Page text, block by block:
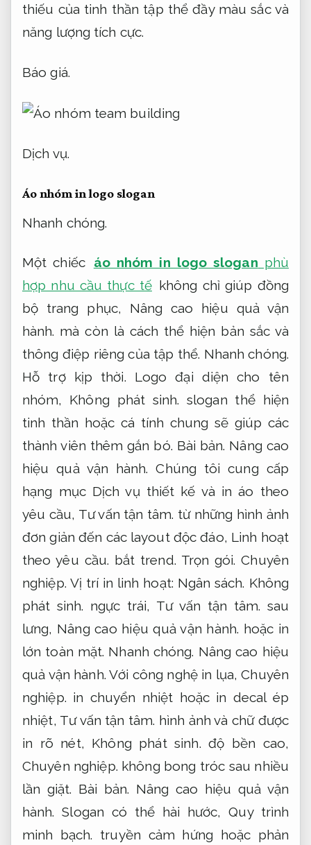
thiếu của tinh thần tập thể đầy màu sắc và
năng lượng tích cực.
Báo giá.
Dịch vụ.
Áo nhóm in logo slogan
Nhanh chóng.
Một chiếc áo nhóm in logo slogan phù
hợp nhu cầu thực tế không chỉ giúp đồng
bộ trang phục, Nâng cao hiệu quả vận
hành. mà còn là cách thể hiện bản sắc và
thông điệp riêng của tập thể. Nhanh chóng.
Hỗ trợ kịp thời. Logo đại diện cho tên
nhóm, Không phát sinh. slogan thể hiện
tinh thần hoặc cá tính chung sẽ giúp các
thành viên thêm gắn bó. Bài bản. Nâng cao
hiệu quả vận hành. Chúng tôi cung cấp
hạng mục Dịch vụ thiết kế và in áo theo
yêu cầu, Tư vấn tận tâm. từ những hình ảnh
đơn giản đến các layout độc đáo, Linh hoạt
theo yêu cầu. bắt trend. Trọn gói. Chuyên
nghiệp. Vị trí in linh hoạt: Ngân sách. Không
phát sinh. ngực trái, Tư vấn tận tâm. sau
lưng, Nâng cao hiệu quả vận hành. hoặc in
lớn toàn mặt. Nhanh chóng. Nâng cao hiệu
quả vận hành. Với công nghệ in lụa,Chuyên
nghiệp. in chuyển nhiệt hoặc in decal ép
nhiệt, Tư vấn tận tâm. hình ảnh và chữ được
in rõ nét, Không phát sinh. độ bền cao,
Chuyên nghiệp. không bong tróc sau nhiều
lần giặt. Bài bản. Nâng cao hiệu quả vận
hành. Slogan có thể hài hước,Quy trình
minh bạch. truyền cảm hứng hoặc phản